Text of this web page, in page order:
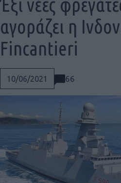
10/06/2021 66
Έξι νέες
αγοράζει η
Fincantieri